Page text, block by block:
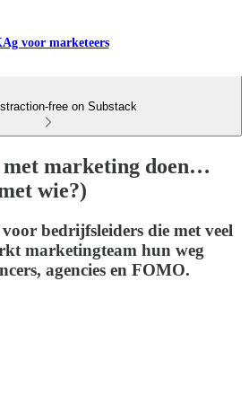
voor marketeers
free on Substack
marketing doen…
wie?)
bedrijfsleiders die met veel
marketingteam hun weg
agencies en FOMO.